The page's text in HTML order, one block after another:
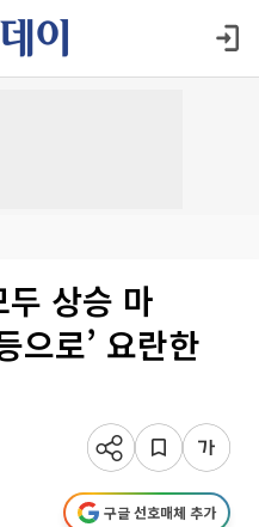
상승 마
으로’ 요란한
구글 선호매체 추가